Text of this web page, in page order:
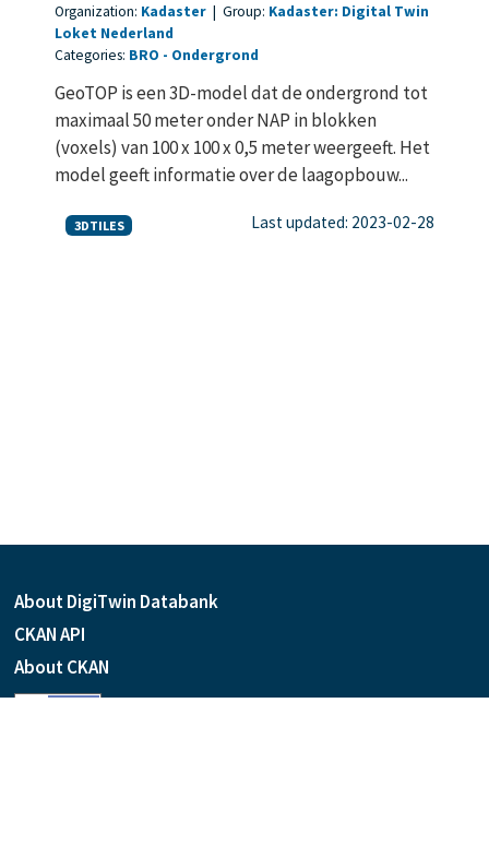
Organization: Kadaster | Group: Kadaster: Digital Twin
Loket Nederland
Categories: BRO Ondergrond
GeoTOP is een 3D-model dat de ondergrond tot
maximaal 50 meter onder NAP in blokken
(voxels) van 100 x 100 x 0,5 meter weergeeft. Het
model geeft informatie over de laagopbouw...
3DTILES Last updated: 2023-02-28
About DigiTwin Databank
CKAN API
About CKAN